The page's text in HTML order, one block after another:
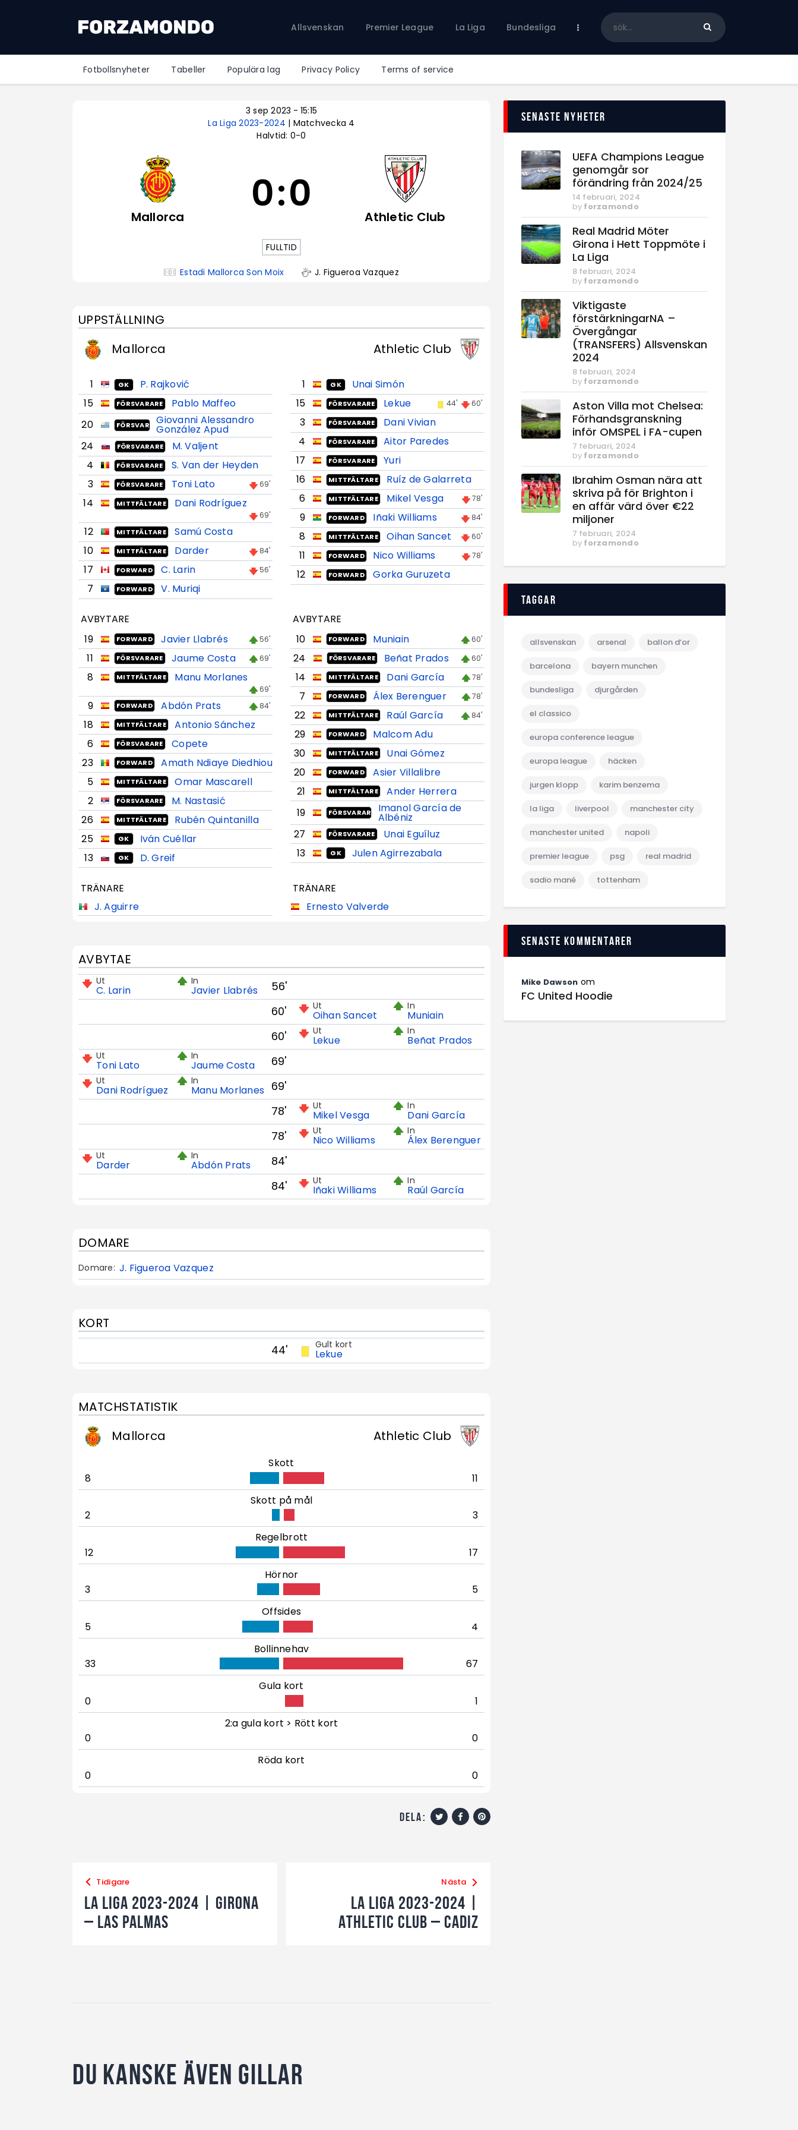
Allsvenskan Premier League La Liga Bundesliga
Fotbollsnyheter Tabeller Populära lag Privacy Policy Terms of service
Premier League
La Liga
Bundesliga
Ligue 1
3 sep 2023 - 15:15
La Liga 2023-2024 | Matchvecka 4
Halvtid: 0-0
Mallorca 0:0 Athletic Club
FULLTID
Estadi Mallorca Son Moix J. Figueroa Vazquez
UPPSTÄLLNING
Mallorca
1 GK
P. Rajković
15
FÖRSVARARE
Pablo Maffeo
20
FÖRSVARAREGiovanni Alessandro
González Apud
24
FÖRSVARARE
M. Valjent
4
FÖRSVARARE
S. Van der Heyden
3
FÖRSVARARE Toni Lato 69'
14 MITTFÄLTARE Dani Rodríguez
69'
12 MITTFÄLTARE
Samú Costa
10
MITTFÄLTARE Darder 84'
17 FORWARD C. Larin 56'
7 FORWARD V. Muriqi
AVBYTARE
19
FORWARD Javier Llabrés 56'
11 FÖRSVARARE Jaume Costa 69'
8 MITTFÄLTARE Manu Morlanes
69'
9 FORWARD Abdón Prats 84'
18 MITTFÄLTARE
Antonio Sánchez
6
FÖRSVARARE
Copete
23
FORWARD
Amath Ndiaye Diedhiou
5
MITTFÄLTARE
Omar Mascarell
2
FÖRSVARARE
M. Nastasić
26
MITTFÄLTARE
Rubén Quintanilla
25
GK
Iván Cuéllar
13
GK D. Greif
TRÄNARE
J. Aguirre
Athletic Club
1 GK
Unai Simón
15
FÖRSVARARE Lekue 44' 60'
3 FÖRSVARARE
Dani Vivian
4
FÖRSVARARE
Aitor Paredes
17
FÖRSVARARE
Yuri
16
MITTFÄLTARE
Ruíz de Galarreta
6
MITTFÄLTARE Mikel Vesga 78'
9 FORWARD Iñaki Williams 84'
8 MITTFÄLTARE Oihan Sancet 60'
11 FORWARD Nico Williams 78'
12 FORWARD Gorka Guruzeta
AVBYTARE
10
FORWARD Muniain 60'
24 FÖRSVARARE Beñat Prados 60'
14 MITTFÄLTARE Dani García 78'
7 FORWARD Álex Berenguer 78'
22 MITTFÄLTARE Raúl García 84'
29 FORWARD
Malcom Adu
30
MITTFÄLTARE
Unai Gómez
20
FORWARD
Asier Villalibre
21
MITTFÄLTARE
Ander Herrera
19
FÖRSVARARE Imanol García de
Albéniz
27
FÖRSVARARE
Unai Eguíluz
13
GK Julen Agirrezabala
TRÄNARE
Ernesto Valverde
AVBYTAE
Ut
C. Larin
In
Javier Llabrés
56'
60'
Ut
Oihan Sancet
In
Muniain
60' Ut
Lekue
In
Beñat Prados
Ut
Toni Lato
In
Jaume Costa 69'
Ut
Dani Rodríguez
In
Manu Morlanes 69'
78'
Ut
Mikel Vesga
In
Dani García
78' Ut
Nico Williams
In
Álex Berenguer
Ut
Darder
In
Abdón Prats
84'
84'
Ut
Iñaki Williams
In
Raúl García
DOMARE
Domare: J. Figueroa Vazquez
KORT
44' Gult kort
Lekue
MATCHSTATISTIK
Mallorca
Athletic Club
Skott
8
11
Skott på mål
2
3
Regelbrott
12
17
Hörnor
3
5
Offsides
5
4
Bollinnehav
33
67
Gula kort
0
1
2:a gula kort > Rött kort
0
0
Röda kort
0
0
dela:
Tidigare
La Liga 2023-2024 | Girona
– Las Palmas
Nästa
La Liga 2023-2024 |
Athletic Club – Cadiz
Du kanske även gillar
Senaste nyheter
UEFA Champions League
genomgår sor
förändring från 2024/25
14 februari, 2024
by forzamondo
Real Madrid Möter
Girona i Hett Toppmöte i
La Liga
8 februari, 2024
by forzamondo
Viktigaste
förstärkningarNA –
Övergångar
(TRANSFERS) Allsvenskan
2024
8 februari, 2024
by forzamondo
Aston Villa mot Chelsea:
Förhandsgranskning
inför OMSPEL i FA-cupen
7 februari, 2024
by forzamondo
Ibrahim Osman nära att
skriva på för Brighton i
en affär värd över €22
miljoner
7 februari, 2024
by forzamondo
Taggar
allsvenskan arsenal ballon d‘or
barcelona bayern munchen
bundesliga djurgården
el classico
europa conference league
europa league häcken
jurgen klopp karim benzema
la liga liverpool manchester city
manchester united napoli
premier league psg real madrid
sadio mané tottenham
Senaste kommentarer
Mike Dawson om
FC United Hoodie